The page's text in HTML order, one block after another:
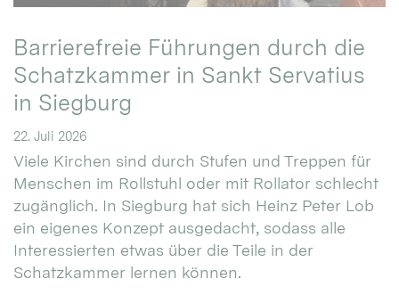
Barrierefreie Führungen durch die
Schatzkammer in Sankt Servatius
in Siegburg
22. Juli 2026
Viele Kirchen sind durch Stufen und Treppen für
Menschen im Rollstuhl oder mit Rollator schlecht
zugänglich. In Siegburg hat sich Heinz Peter Lob
ein eigenes Konzept ausgedacht, sodass alle
Interessierten etwas über die Teile in der
Schatzkammer lernen können.